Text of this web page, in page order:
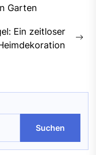
Garten
Ein zeitloser
Suchen